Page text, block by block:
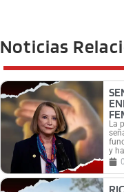
Noticias
La
y